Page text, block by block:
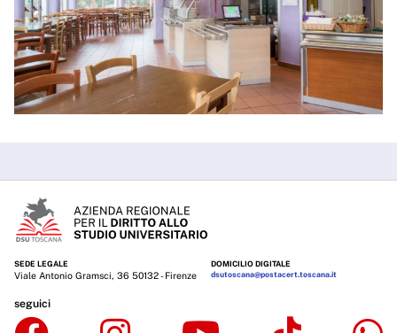
SEDE LEGALE
Viale Antonio Gramsci, 36 50132 - Firenze
DOMICILIO DIGITALE
dsutoscana@postacert.toscana.it
seguici